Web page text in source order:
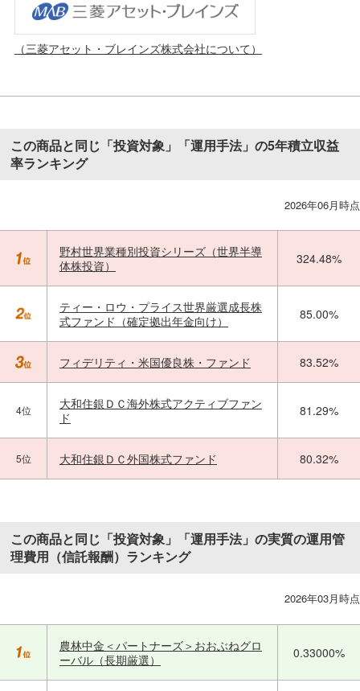
（三菱アセット・ブレインズ株式会社について）
この商品と同じ「投資対象」「運用手法」の5年積立収益
率ランキング
2026年06月時点
野村世界業種別投資シリーズ（世界半導
体株投資）
324.48%
ティー・ロウ・プライス世界厳選成長株
式ファンド（確定拠出年金向け）
85.00%
フィデリティ・米国優良株・ファンド 83.52%
4位
大和住銀ＤＣ海外株式アクティブファン
ド
81.29%
5位 大和住銀ＤＣ外国株式ファンド 80.32%
この商品と同じ「投資対象」「運用手法」の実質の運用管
理費用（信託報酬）ランキング
2026年03月時点
農林中金＜パートナーズ＞おおぶねグロ
ーバル（長期厳選）
0.33000%